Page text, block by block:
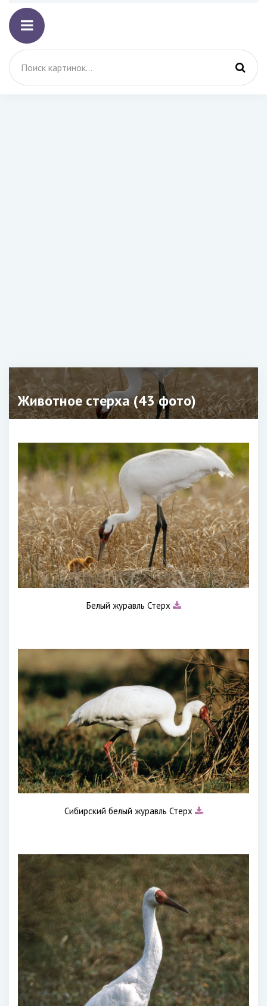
Животное стерха (43 фото)
Белый журавль Стерх
Сибирский белый журавль Стерх